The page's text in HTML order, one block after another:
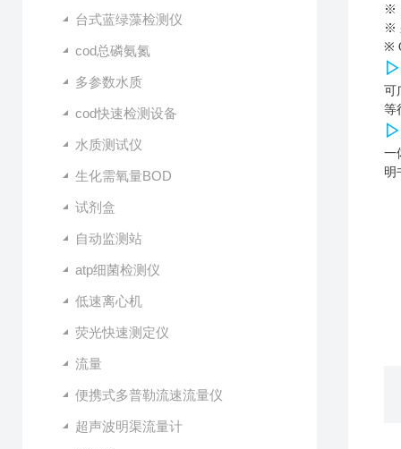
台式蓝绿藻检测仪
cod总磷氨氮
多参数水质
cod快速检测设备
水质测试仪
生化需氧量BOD
试剂盒
自动监测站
atp细菌检测仪
低速离心机
荧光快速测定仪
流量
便携式多普勒流速流量仪
超声波明渠流量计
※
※
※
▷
可
等
▷
一
明